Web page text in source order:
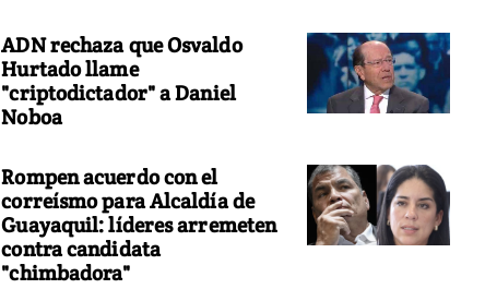
ADN rechaza que Osvaldo
Hurtado llame
"criptodictador" a Daniel
Noboa
Rompen acuerdo con el
correísmo para Alcaldía de
Guayaquil: líderes arremeten
contra candidata
"chimbadora"